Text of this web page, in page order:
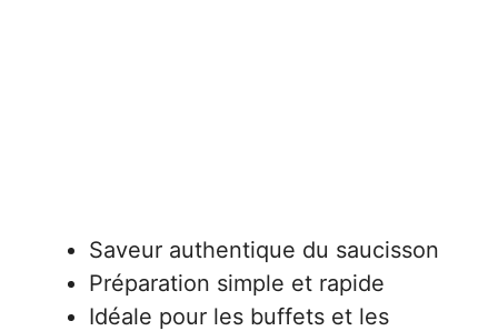
Saveur authentique du saucisson
Préparation simple et rapide
Idéale pour les buffets et les